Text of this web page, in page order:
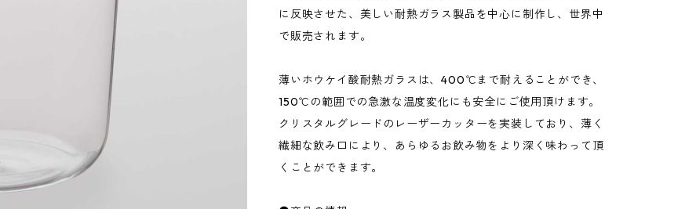
に反映させた、美しい耐熱ガラス製品を中心に制作し、世界中
で販売されます。
薄いホウケイ酸耐熱ガラスは、400℃まで耐えることができ、
150℃の範囲での急激な温度変化にも安全にご使用頂けます。
クリスタルグレードのレーザーカッターを実装しており、薄く
繊細な飲み口により、あらゆるお飲み物をより深く味わって頂
くことができます。